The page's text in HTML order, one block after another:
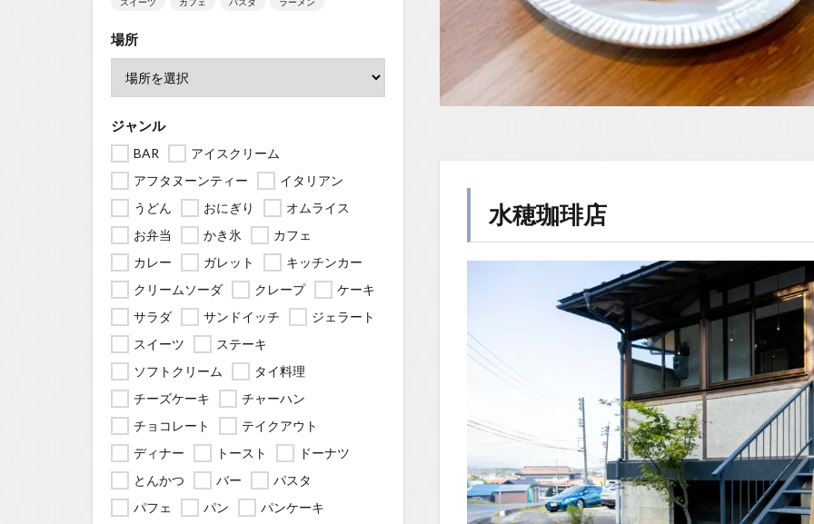
水穂珈琲店
場所
ジャンル
BAR
アイスクリーム
アフタヌーンティー
イタリアン
うどん
おにぎり
オムライス
お弁当
かき氷
カフェ
カレー
ガレット
キッチンカー
クリームソーダ
クレープ
ケーキ
サラダ
サンドイッチ
ジェラート
スイーツ
ステーキ
ソフトクリーム
タイ料理
チーズケーキ
チャーハン
チョコレート
テイクアウト
ディナー
トースト
ドーナツ
とんかつ
バー
パスタ
パフェ
パン
パンケーキ